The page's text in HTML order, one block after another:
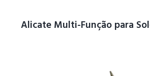
Alicate Multi-Função para